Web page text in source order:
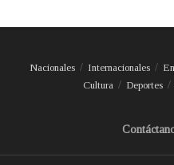
Nacionales Internacionales
Cultura
Deportes